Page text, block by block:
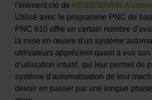
l'élément clé de HEIDENHAIN
Utilisé avec le programme PNC de
PNC 610 offre un certain nombre
la mise en œuvre d'un système
utilisateurs apprécient quant à eux
d'utilisation intuitif, qui leur permet de
système d'automatisation de leur
devoir en passer par une longue